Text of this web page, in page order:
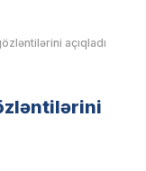
açıqladı